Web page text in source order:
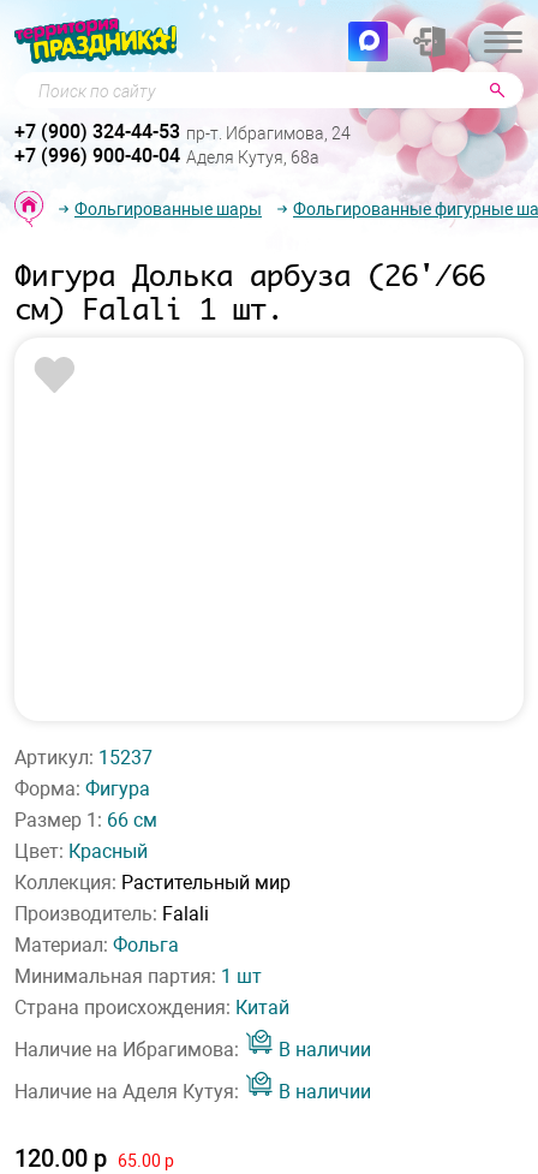
Поиск по сайту
+7 (900) 324-44-53 пр-т. Ибрагимова, 24
+7 (996) 900-40-04 Аделя Кутуя, 68а
Фольгированные шары Фольгированные фигурные
Фигура Долька арбуза (26'/66
см) Falali 1 шт.
Артикул: 15237
Форма: Фигура
Размер 1: 66 см
Цвет: Красный
Коллекция: Растительный мир
Производитель: Falali
Материал: Фольга
Минимальная партия: 1 шт
Страна происхождения: Китай
Наличие на Ибрагимова:
В наличии
Наличие на Аделя Кутуя:
В наличии
120.00 р 65.00 р